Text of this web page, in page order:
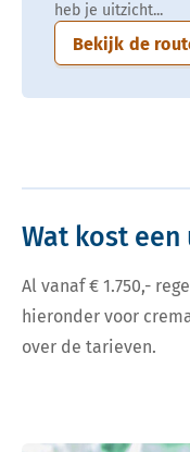
heb je uitzicht...
Bekijk de
Wat kost
Al vanaf € 1.750,-
hieronder voor
over de tarieven.